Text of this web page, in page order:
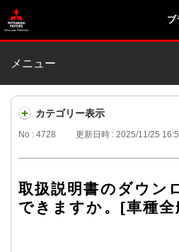
ブ
メニュー
カテゴリー表示
No : 4728 更新日時 : 2025/11/25
取扱説明書のダウン
できますか。[車種全